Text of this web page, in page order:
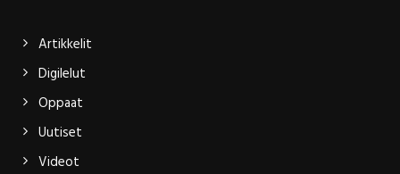
Artikkelit
Digilelut
Oppaat
Uutiset
Videot